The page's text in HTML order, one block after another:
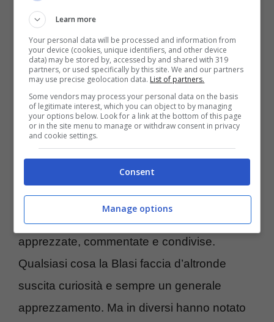
abbigliamento per bambini in via Tuscolana,
a Roma. Teatro di questa felice uscita è stato
il Museum of Dreamer, situato proprio nella
Capitale. Ebbene, la ex presentatrice di
Mediaset è apparsa contentissima. Lei fa
sempre intravedere un piglio molto giovanile,
sia per atteggiamenti che per abbigliamento.
Gli scatti e le storie realizzate in questo
frangente sono finite tutte quante sui social e
sono in tantissimi ad averle guardate,
apprezzate, commentate e condivise.
Qualsiasi cosa la Blasi faccia d’altronde
suscita curiosità e sempre un generale
apprezzamento. Ma in diversi hanno notato
Learn more
Your personal data will be processed and information from
your device (cookies, unique identifiers, and other device
data) may be stored by, accessed by and shared with 319
partners, or used specifically by this site. We and our partners
may use precise geolocation data. List of partners.
Some vendors may process your personal data on the basis
of legitimate interest, which you can object to by managing
your options below. Look for a link at the bottom of this page
or in the site menu to manage or withdraw consent in privacy
and cookie settings.
Consent
Manage options